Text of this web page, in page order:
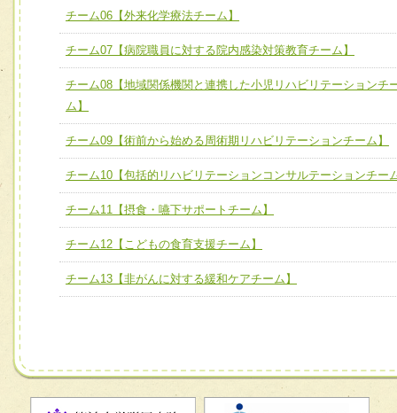
チーム06【外来化学療法チーム】
チーム07【病院職員に対する院内感染対策教育チーム】
チーム08【地域関係機関と連携した小児リハビリテーショ
チーム09【術前から始める周術期リハビリテーションチー
ム】
チーム10【包括的リハビリテーションコンサルテーション
ーム】
チーム11【摂食・嚥下サポートチーム】
チーム12【こどもの食育支援チーム】
チーム06【外来化学療法チーム】
チーム07【病院職員に対する院内感染対策教育チーム】
チーム08【地域関係機関と連携した小児リハビリテーションチ
ム】
チーム09【術前から始める周術期リハビリテーションチーム】
チーム10【包括的リハビリテーションコンサルテーションチー
チーム11【摂食・嚥下サポートチーム】
チーム12【こどもの食育支援チーム】
チーム13【非がんに対する緩和ケアチーム】